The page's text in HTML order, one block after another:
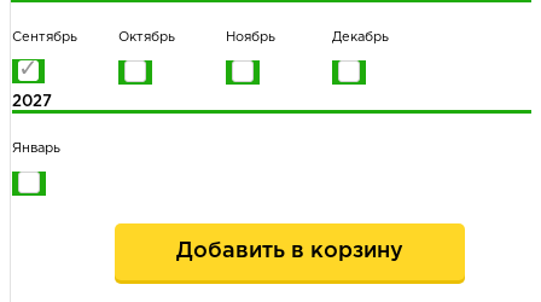
Сентябрь Октябрь Ноябрь Декабрь
2027
Январь
Добавить в корзину